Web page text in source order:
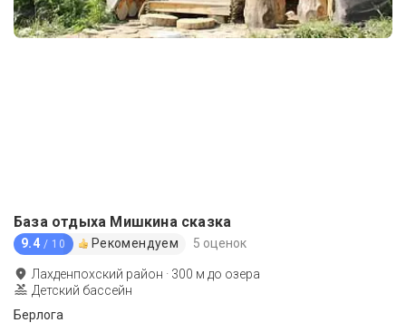
База отдыха Мишкина сказка
9.4 / 10 Рекомендуем 5 оценок
Лахденпохский район · 300 м до озера
Детский бассейн
Берлога